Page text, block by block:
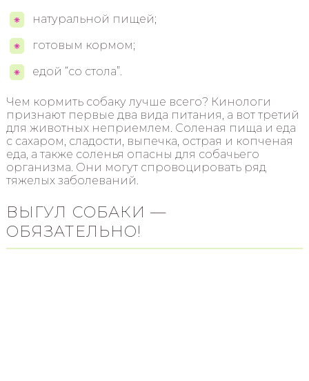
натуральной пищей;
готовым кормом;
едой “со стола”.
Чем кормить собаку лучше всего? Кинологи
признают первые два вида питания, а вот третий
для животных неприемлем. Соленая пища и еда
с сахаром, сладости, выпечка, острая и копченая
еда, а также соленья опасны для собачьего
организма. Они могут спровоцировать ряд
тяжелых заболеваний.
ВЫГУЛ СОБАКИ —
ОБЯЗАТЕЛЬНО!